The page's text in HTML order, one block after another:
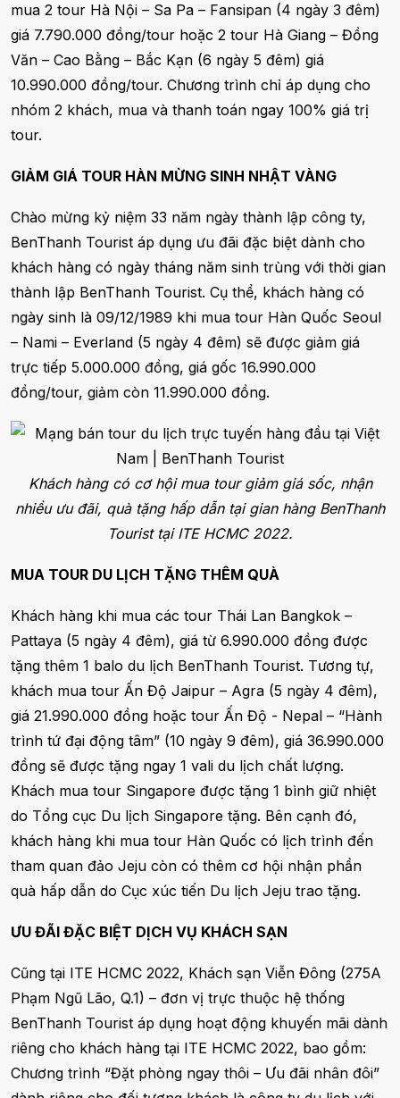
mua 2 tour Hà Nội – Sa Pa – Fansipan (4 ngày 3 đêm)
giá 7.790.000 đồng/tour hoặc 2 tour Hà Giang – Đồng
Văn – Cao Bằng – Bắc Kạn (6 ngày 5 đêm) giá
10.990.000 đồng/tour. Chương trình chỉ áp dụng cho
nhóm 2 khách, mua và thanh toán ngay 100% giá trị
tour.
GIẢM GIÁ TOUR HÀN MỪNG SINH NHẬT VÀNG
Chào mừng kỷ niệm 33 năm ngày thành lập công ty,
BenThanh Tourist áp dụng ưu đãi đặc biệt dành cho
khách hàng có ngày tháng năm sinh trùng với thời gian
thành lập BenThanh Tourist. Cụ thể, khách hàng có
ngày sinh là 09/12/1989 khi mua tour Hàn Quốc Seoul
– Nami – Everland (5 ngày 4 đêm) sẽ được giảm giá
trực tiếp 5.000.000 đồng, giá gốc 16.990.000
đồng/tour, giảm còn 11.990.000 đồng.
Khách hàng có cơ hội mua tour giảm giá sốc, nhận
nhiều ưu đãi, quà tặng hấp dẫn tại gian hàng BenThanh
Tourist tại ITE HCMC 2022.
MUA TOUR DU LỊCH TẶNG THÊM QUÀ
Khách hàng khi mua các tour Thái Lan Bangkok –
Pattaya (5 ngày 4 đêm), giá từ 6.990.000 đồng được
tặng thêm 1 balo du lịch BenThanh Tourist. Tương tự,
khách mua tour Ấn Độ Jaipur – Agra (5 ngày 4 đêm),
giá 21.990.000 đồng hoặc tour Ấn Độ - Nepal – “Hành
trình tứ đại động tâm” (10 ngày 9 đêm), giá 36.990.000
đồng sẽ được tặng ngay 1 vali du lịch chất lượng.
Khách mua tour Singapore được tặng 1 bình giữ nhiệt
do Tổng cục Du lịch Singapore tặng. Bên cạnh đó,
khách hàng khi mua tour Hàn Quốc có lịch trình đến
tham quan đảo Jeju còn có thêm cơ hội nhận phần
quà hấp dẫn do Cục xúc tiến Du lịch Jeju trao tặng.
ƯU ĐÃI ĐẶC BIỆT DỊCH VỤ KHÁCH SẠN
Cũng tại ITE HCMC 2022, Khách sạn Viễn Đông (275A
Phạm Ngũ Lão, Q.1) – đơn vị trực thuộc hệ thống
BenThanh Tourist áp dụng hoạt động khuyến mãi dành
riêng cho khách hàng tại ITE HCMC 2022, bao gồm:
Chương trình “Đặt phòng ngay thôi – Ưu đãi nhân đôi”